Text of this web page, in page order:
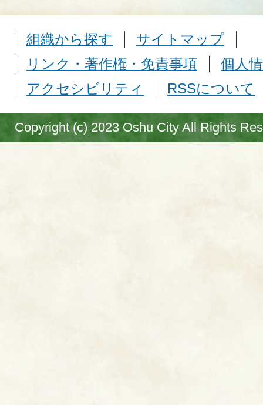
組織から探す
サイトマップ
リンク・著作権・免責事項
個人
アクセシビリティ
RSSについて
Copyright (c) 2023 Oshu City All Rights